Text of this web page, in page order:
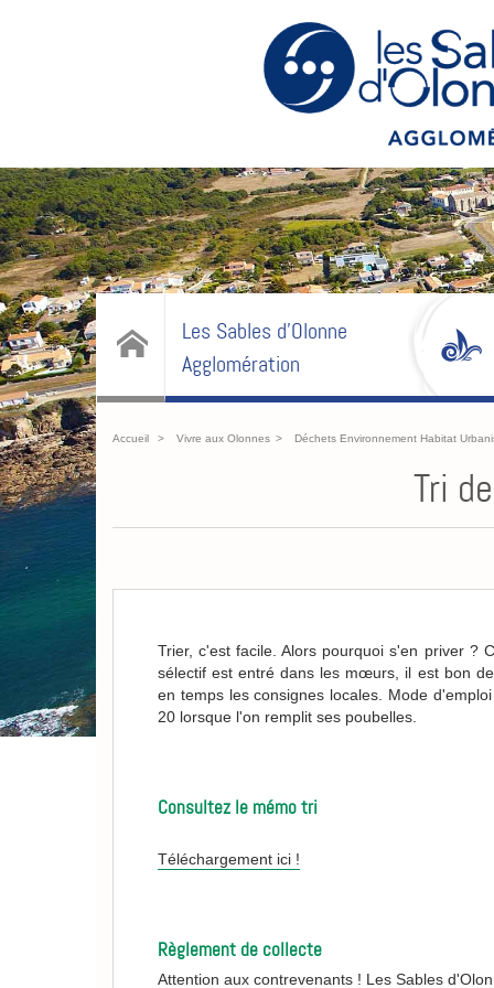
Les Sables d'Olonne
Agglomération
Accueil Vivre aux Olonnes Déchets Environnement Habitat
Tri
Trier, c'est facile. Alors pourquoi s'en priver ?
sélectif est entré dans les mœurs, il est bon
en temps les consignes locales. Mode
20 lorsque l'on remplit ses poubelles.
Consultez le mémo tri
Téléchargement ici !
Règlement de collecte
Attention aux contrevenants ! Les Sables